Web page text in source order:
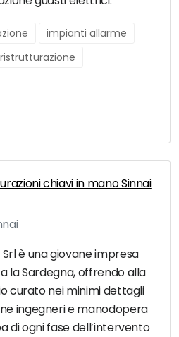
impianti allarme
ristrutturazione
chiavi in mano Sinnai
Srl è una giovane impresa
la Sardegna, offrendo alla
curato nei minimi dettagli
ingegneri e manodopera
di ogni fase dell’intervento